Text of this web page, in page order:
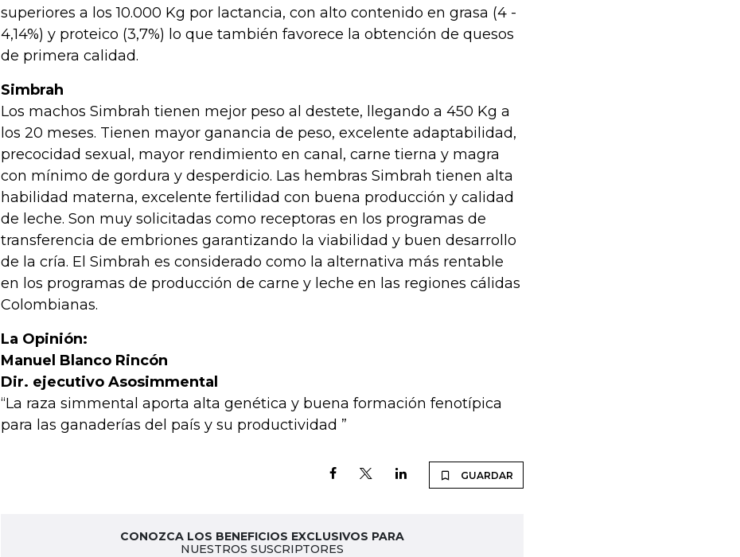
superiores a los 10.000 Kg por lactancia, con alto contenido en grasa (4 -
4,14%) y proteico (3,7%) lo que también favorece la obtención de quesos
de primera calidad.
Simbrah
Los machos Simbrah tienen mejor peso al destete, llegando a 450 Kg a
los 20 meses. Tienen mayor ganancia de peso, excelente adaptabilidad,
precocidad sexual, mayor rendimiento en canal, carne tierna y magra
con mínimo de gordura y desperdicio. Las hembras Simbrah tienen alta
habilidad materna, excelente fertilidad con buena producción y calidad
de leche. Son muy solicitadas como receptoras en los programas de
transferencia de embriones garantizando la viabilidad y buen desarrollo
de la cría. El Simbrah es considerado como la alternativa más rentable
en los programas de producción de carne y leche en las regiones cálidas
Colombianas.
La Opinión:
Manuel Blanco Rincón
Dir. ejecutivo Asosimmental
“La raza simmental aporta alta genética y buena formación fenotípica
para las ganaderías del país y su productividad ”
GUARDAR
CONOZCA LOS BENEFICIOS EXCLUSIVOS PARA
NUESTROS SUSCRIPTORES